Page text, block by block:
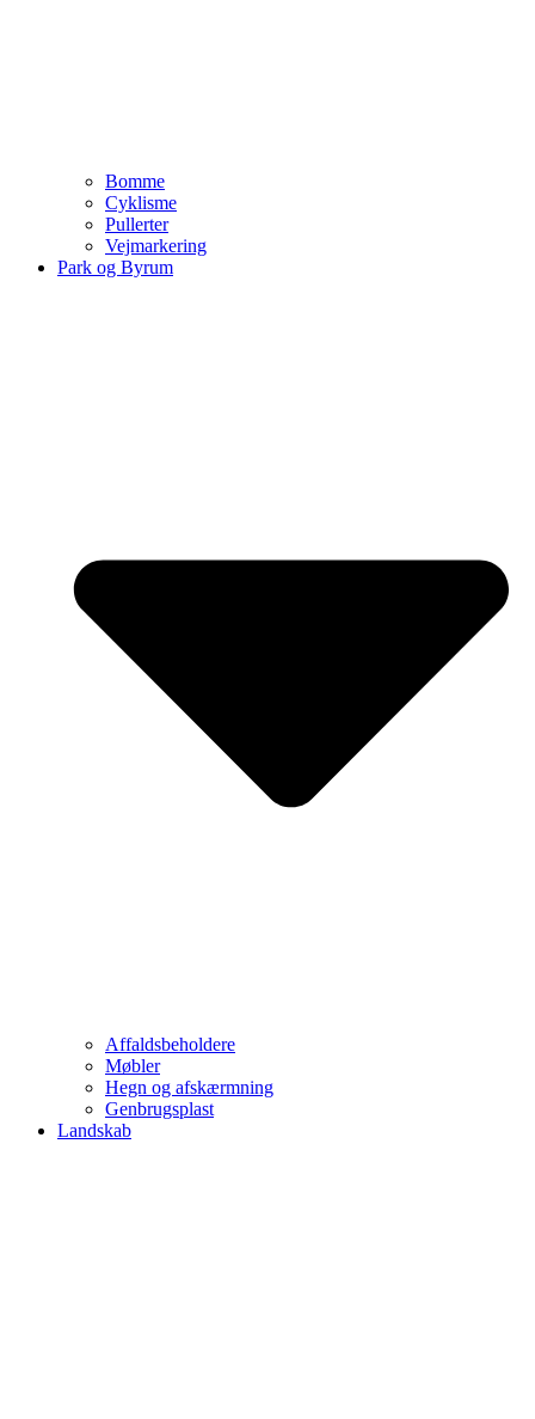
Bomme
Cyklisme
Pullerter
Vejmarkering
Park og Byrum
Affaldsbeholdere
Møbler
Hegn og afskærmning
Genbrugsplast
Landskab